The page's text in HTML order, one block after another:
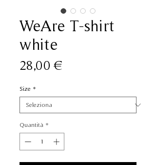
WeAre T-shirt
white
28,00 €
Size *
Quantità *